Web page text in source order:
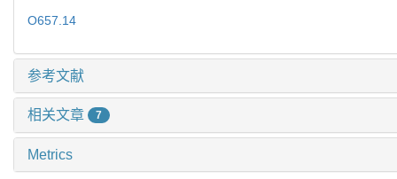
O657.14
参考文献
相关文章 7
Metrics